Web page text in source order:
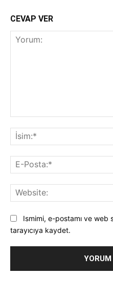
CEVAP VER
Ismimi, e-postamı ve
tarayıcıya kaydet.